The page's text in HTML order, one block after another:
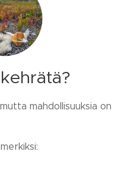
mahdollisuuksia on